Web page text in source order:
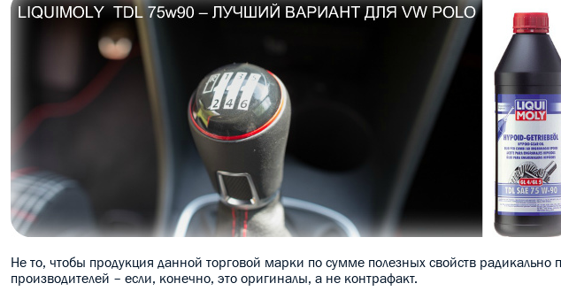
Не то, чтобы продукция данной торговой марки по сумме полезных свойств радикально
производителей – если, конечно, это оригиналы, а не контрафакт.